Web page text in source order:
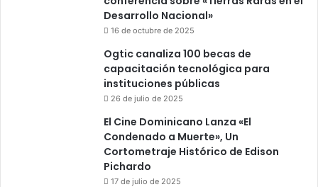
Desarrollo Nacional»
16 de octubre de 2025
Ogtic canaliza 100 becas de
capacitación tecnológica para
instituciones públicas
26 de julio de 2025
El Cine Dominicano Lanza «El
Condenado a Muerte», Un
Cortometraje Histórico de Edison
Pichardo
17 de julio de 2025